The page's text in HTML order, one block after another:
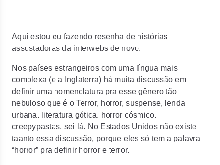
Aqui estou eu fazendo resenha de histórias
assustadoras da interwebs de novo.
Nos países estrangeiros com uma língua mais
complexa (e a Inglaterra) há muita discussão em
definir uma nomenclatura pra esse gênero tão
nebuloso que é o Terror, horror, suspense, lenda
urbana, literatura gótica, horror cósmico,
creepypastas, sei lá. No Estados Unidos não existe
taanto essa discussão, porque eles só tem a palavra
“horror” pra definir horror e terror.